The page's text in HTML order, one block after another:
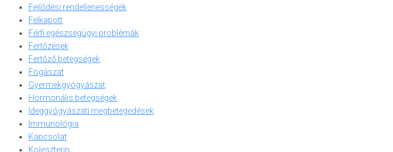
Fejlődési rendellenességek
Felkapott
Férfi egészségügyi problémák
Fertőzések
Fertőző betegségek
Fogászat
Gyermekgyógyászat
Hormonális betegségek
Ideggyógyászati megbetegedések
Immunológia
Kapcsolat
Koleszterin